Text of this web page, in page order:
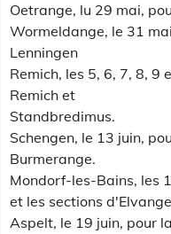
Oetrange, lu 29 mai,
Wormeldange, le 31
Lenningen
Remich, les 5, 6, 7, 8, 9
Remich et
Standbredimus.
Schengen, le 13 juin,
Burmerange.
Mondorf-les-Bains, les
et les sections
Aspelt, le 19 juin, pour